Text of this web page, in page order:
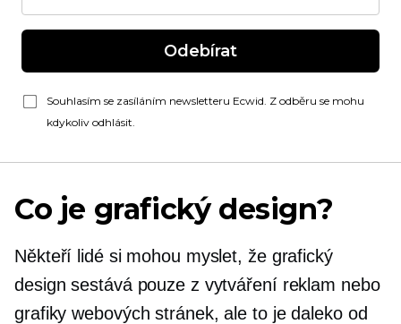
Odebírat
Souhlasím se zasíláním newsletteru Ecwid. Z odběru se mohu
kdykoliv odhlásit.
Co je grafický design?
Někteří lidé si mohou myslet, že grafický
design sestává pouze z vytváření reklam nebo
grafiky webových stránek, ale to je daleko od